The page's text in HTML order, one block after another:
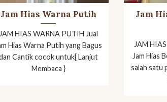
Jam Hias Warna Putih
HIAS WARNA PUTIH Jual
Hias Warna Putih yang Bagus
Cantik cocok untuk[ Lanjut
Membaca }
Jam
JAM
Jam Hias
salah satu